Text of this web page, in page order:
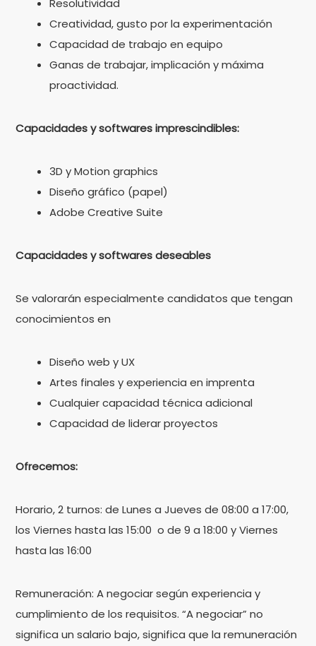
Resolutividad
Creatividad, gusto por la experimentación
Capacidad de trabajo en equipo
Ganas de trabajar, implicación y máxima
proactividad.
Capacidades y softwares imprescindibles:
3D y Motion graphics
Diseño gráfico (papel)
Adobe Creative Suite
Capacidades y softwares deseables
Se valorarán especialmente candidatos que tengan
conocimientos en
Diseño web y UX
Artes finales y experiencia en imprenta
Cualquier capacidad técnica adicional
Capacidad de liderar proyectos
Ofrecemos:
Horario, 2 turnos: de Lunes a Jueves de 08:00 a 17:00,
los Viernes hasta las 15:00 o de 9 a 18:00 y Viernes
hasta las 16:00
Remuneración: A negociar según experiencia y
cumplimiento de los requisitos. “A negociar” no
significa un salario bajo, significa que la remuneración